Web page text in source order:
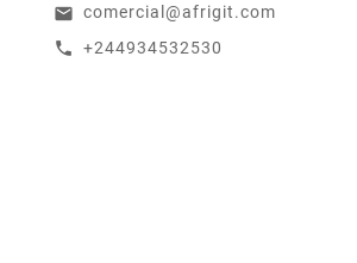
email comercial@afrigit.com
call +244934532530